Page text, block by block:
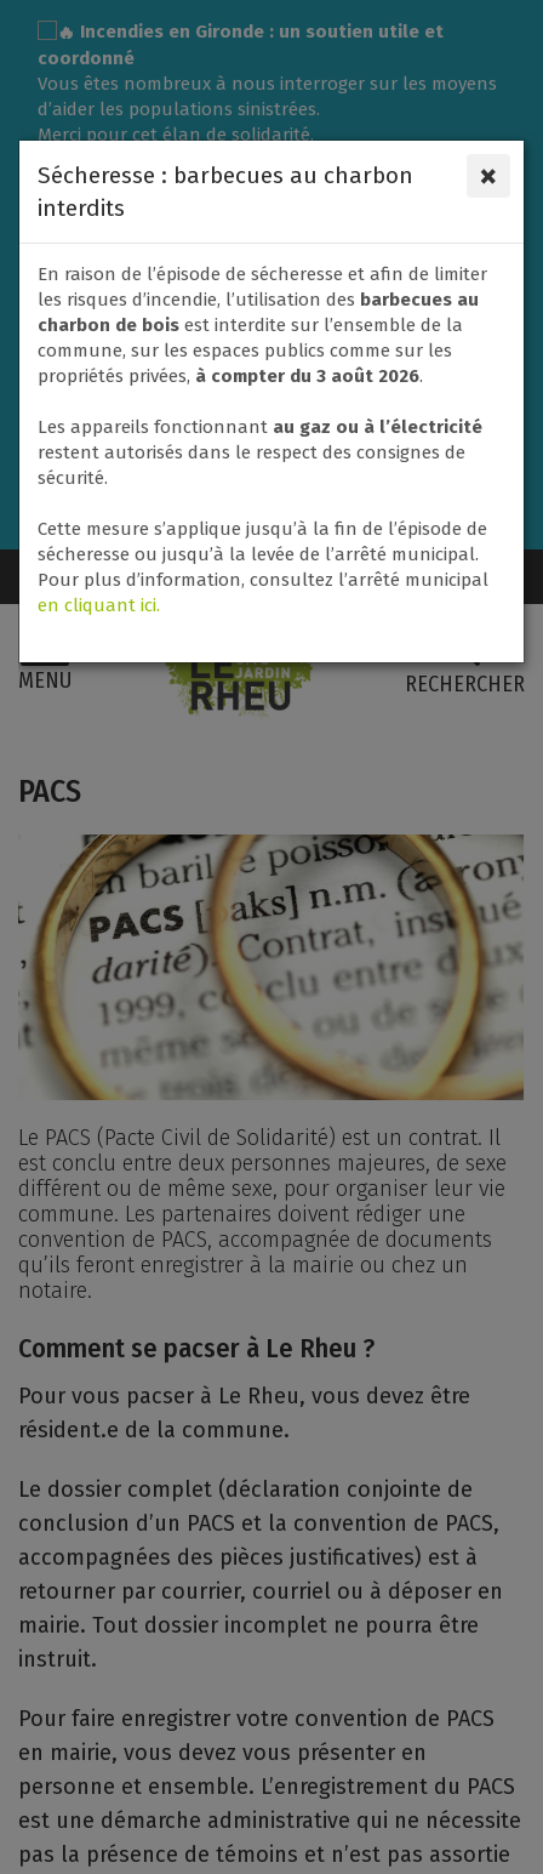
Incendies en Gironde : un soutien utile et
coordonné
Vous êtes nombreux à nous interroger sur les moyens
d’aider les populations sinistrées.
Merci pour cet élan de solidarité.
matériel nécessite une logistique importante et doit
répondre aux besoins exprimés sur place.
des Maires de France (AMF) et à la Protection civile en
privilégiant un soutien financier afin de contribuer
efficacement aux secours et à l’aide apportée aux
victimes.
Un don va donc être adressé dans ce sens par la ville
de Le Rheu à la Protection civile. En effet, les soutiens
financiers sont privilégiés par les autorités afin de
mettre en place les opérations d’urgence.
Nous ne manquerons pas également de relayer et
soutenir toute initiative nationale à destination des
habitants si un appel à la solidarité est lancé.
Nous contacter 02 99 60 71 31
MENU RECHERCHER
PACS
Le PACS (Pacte Civil de Solidarité) est un contrat. Il
est conclu entre deux personnes majeures, de sexe
différent ou de même sexe, pour organiser leur vie
commune. Les partenaires doivent rédiger une
convention de PACS, accompagnée de documents
qu’ils feront enregistrer à la mairie ou chez un
notaire.
Comment se pacser à Le Rheu ?
Pour vous pacser à Le Rheu, vous devez être
résident.e de la commune.
Le dossier complet (déclaration conjointe de
conclusion d’un PACS et la convention de PACS,
accompagnées des pièces justificatives) est à
retourner par courrier, courriel ou à déposer en
mairie. Tout dossier incomplet ne pourra être
instruit.
Pour faire enregistrer votre convention de PACS
en mairie, vous devez vous présenter en
personne et ensemble. L’enregistrement du PACS
est une démarche administrative qui ne nécessite
pas la présence de témoins et n’est pas assortie
×
Sécheresse : barbecues au charbon
interdits
En raison de l’épisode de sécheresse et afin de limiter
les risques d’incendie, l’utilisation des barbecues au
charbon de bois est interdite sur l’ensemble de la
commune, sur les espaces publics comme sur les
propriétés privées, à compter du 3 août 2026.
Les appareils fonctionnant au gaz ou à l’électricité
restent autorisés dans le respect des consignes de
sécurité.
Cette mesure s’applique jusqu’à la fin de l’épisode de
sécheresse ou jusqu’à la levée de l’arrêté municipal.
Pour plus d’information, consultez l’arrêté municipal
en cliquant ici.